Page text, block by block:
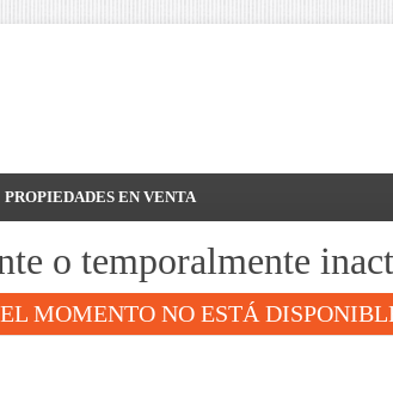
PROPIEDADES EN VENTA
o temporalmente
MOMENTO NO ESTÁ